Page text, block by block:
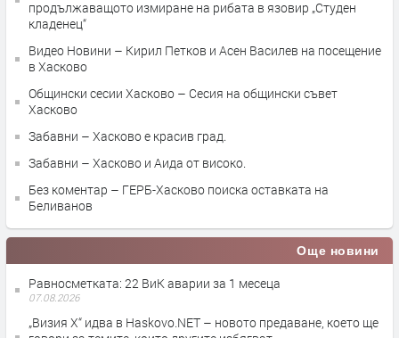
продължаващото измиране на рибата в язовир „Студен
кладенец“
Видео Новини – Кирил Петков и Асен Василев на посещение
в Хасково
Общински сесии Хасково – Сесия на общински съвет
Хасково
Забавни – Хасково е красив град.
Забавни – Хасково и Аида от високо.
Без коментар – ГЕРБ-Хасково поиска оставката на
Беливанов
Още новини
Равносметката: 22 ВиК аварии за 1 месеца
07.08.2026
„Визия Х“ идва в Haskovo.NET – новото предаване, което ще